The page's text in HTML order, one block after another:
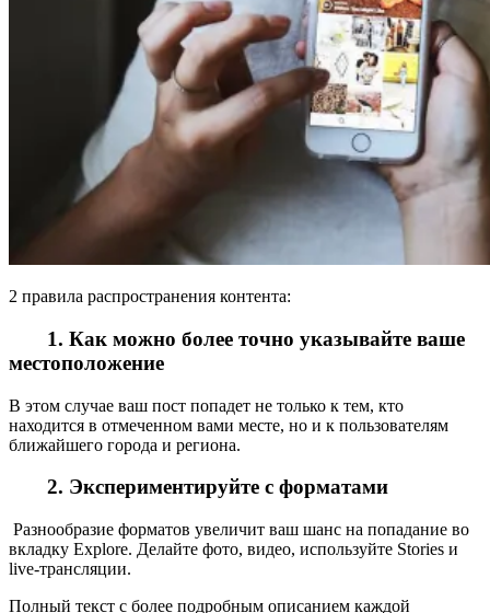
2 правила распространения контента:
1. Как можно более точно указывайте ваше
местоположение
В этом случае ваш пост попадет не только к тем, кто
находится в отмеченном вами месте, но и к пользователям
ближайшего города и региона.
2. Экспериментируйте с форматами
Разнообразие форматов увеличит ваш шанс на попадание во
вкладку Explore. Делайте фото, видео, используйте Stories и
live-трансляции.
Полный текст с более подробным описанием каждой